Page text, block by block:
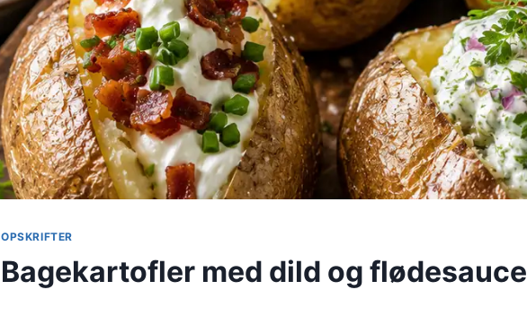
OPSKRIFTER
Bagekartofler med dild og flødesauce